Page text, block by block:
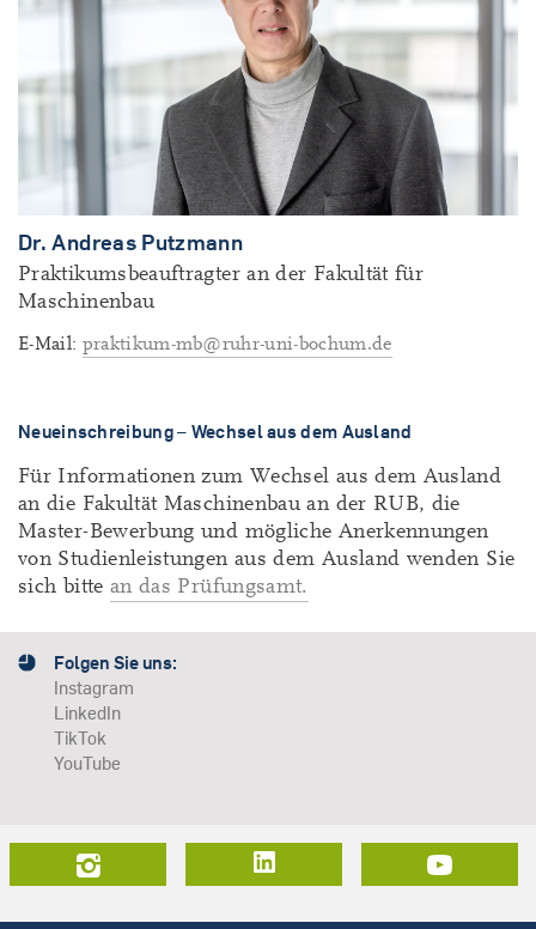
Dr. Andreas Putzmann
Praktikumsbeauftragter an der Fakultät für
Maschinenbau
E-Mail: praktikum-mb@ruhr-uni-bochum.de
Neueinschreibung – Wechsel aus dem Ausland
Für Informationen zum Wechsel aus dem Ausland
an die Fakultät Maschinenbau an der RUB, die
Master-Bewerbung und mögliche Anerkennungen
von Studienleistungen aus dem Ausland wenden Sie
sich bitte an das Prüfungsamt.
Folgen Sie uns:
Instagram
LinkedIn
TikTok
YouTube